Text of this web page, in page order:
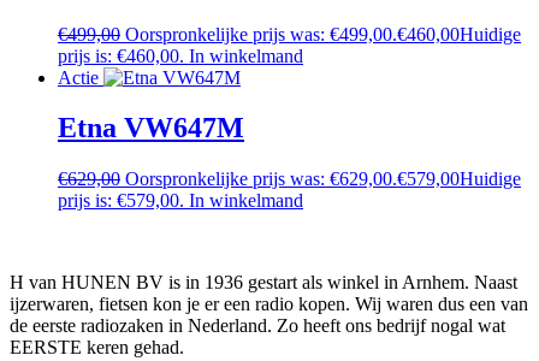
€499,00 Oorspronkelijke prijs was: €499,00.€460,00Huidige
prijs is: €460,00. In winkelmand
Actie
Etna VW647M
€629,00 Oorspronkelijke prijs was: €629,00.€579,00Huidige
prijs is: €579,00. In winkelmand
H van HUNEN BV is in 1936 gestart als winkel in Arnhem. Naast
ijzerwaren, fietsen kon je er een radio kopen. Wij waren dus een van
de eerste radiozaken in Nederland. Zo heeft ons bedrijf nogal wat
EERSTE keren gehad.